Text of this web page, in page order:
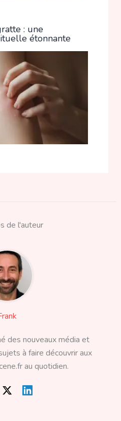
: une
étonnante
de l'auteur
des nouveaux média et
à faire découvrir aux
au quotidien.